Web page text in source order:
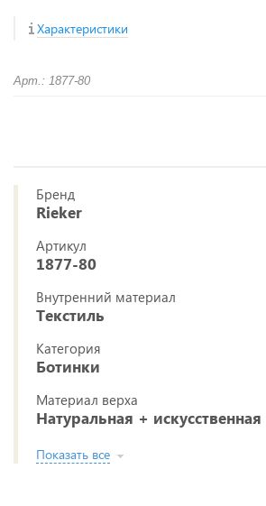
Характеристики
Арт.: 1877-80
Бренд
Rieker
Артикул
1877-80
Внутренний материал
Текстиль
Категория
Ботинки
Материал верха
Натуральная +
Показать все